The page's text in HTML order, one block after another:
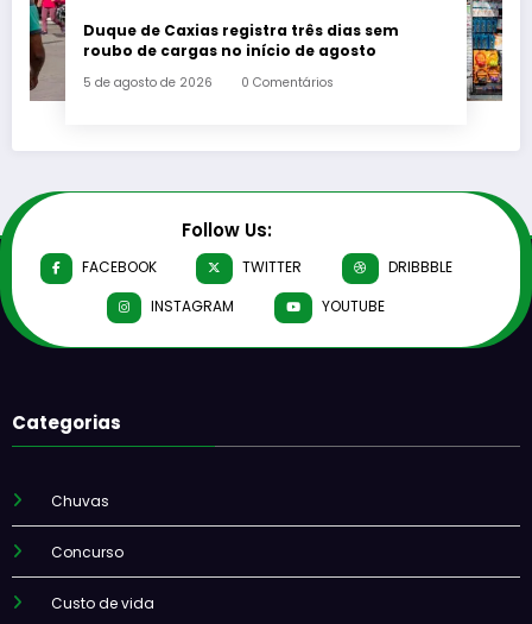
Duque de Caxias registra três dias sem
roubo de cargas no início de agosto
5 de agosto de 2026 0 Comentários
Follow Us:
FACEBOOK TWITTER
DRIBBBLE
INSTAGRAM
YOUTUBE
Categorias
Chuvas
Concurso
Custo de vida